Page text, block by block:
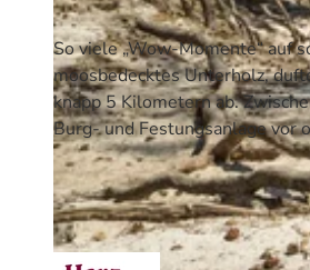
© Touristinformation Blankenburg, Harz: Magische
So viele „Wow-Momente“ auf
moosbedecktes Unterholz,
knapp 5 Kilometern ab.
Burg- und Festungsanlage vor